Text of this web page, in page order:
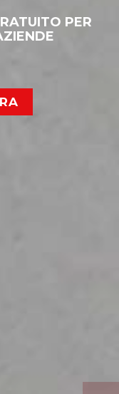
PER